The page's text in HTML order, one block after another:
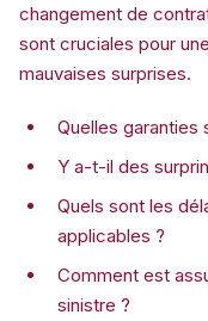
changement de
sont cruciales pour
mauvaises surprises.
Quelles garanties
Y a-t-il des
Quels sont les
applicables ?
Comment est
sinistre ?